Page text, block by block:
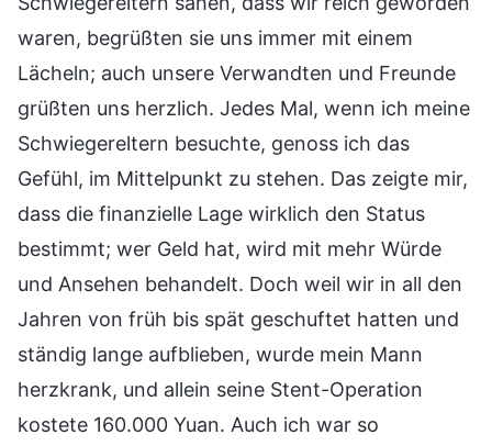
waren, begrüßten sie uns immer mit einem
Lächeln; auch unsere Verwandten und Freunde
grüßten uns herzlich. Jedes Mal, wenn ich meine
Schwiegereltern besuchte, genoss ich das
Gefühl, im Mittelpunkt zu stehen. Das zeigte mir,
dass die finanzielle Lage wirklich den Status
bestimmt; wer Geld hat, wird mit mehr Würde
und Ansehen behandelt. Doch weil wir in all den
Jahren von früh bis spät geschuftet hatten und
ständig lange aufblieben, wurde mein Mann
herzkrank, und allein seine Stent-Operation
kostete 160.000 Yuan. Auch ich war so